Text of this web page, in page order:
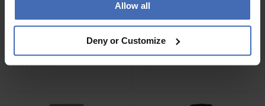
Allow all
Deny or Customize
CHF 43.00
Lorus Klassik - RG841CX5
CHF 37.00
Lorus Klassik - RG855CX5